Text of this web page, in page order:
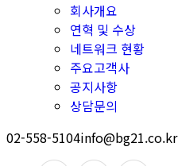
회사개요
연혁 및 수상
네트워크 현황
주요고객사
공지사항
상담문의
02-558-5104info@bg21.co.kr